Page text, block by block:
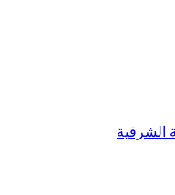
الشرقية